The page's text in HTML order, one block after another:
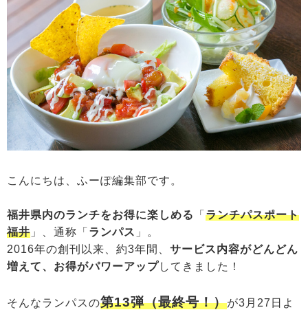
こんにちは、ふーぽ編集部です。
福井県内のランチをお得に楽しめる 「 ランチパスポート
福井 」、通称「 ランパス 」。
2016年の創刊以来、約3年間、 サービス内容がどんどん
増えて、お得がパワーアップしてきました！
そんなランパスの第13弾（最終号！）が3月27日よ